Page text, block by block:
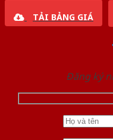
TẢI BẢNG GIÁ
Đăng ký